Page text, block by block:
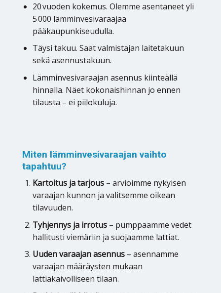
20 vuoden kokemus. Olemme asentaneet yli
5 000 lämminvesivaraajaa
pääkaupunkiseudulla.
Täysi takuu. Saat valmistajan laitetakuun
sekä asennustakuun.
Lämminvesivaraajan asennus kiinteällä
hinnalla. Näet kokonaishinnan jo ennen
tilausta – ei piilokuluja.
Miten lämminvesivaraajan vaihto
tapahtuu?
Kartoitus ja tarjous– arvioimme nykyisen
varaajan kunnon ja valitsemme oikean
tilavuuden.
Tyhjennys ja irrotus– pumppaamme vedet
hallitusti viemäriin ja suojaamme lattiat.
Uuden varaajan asennus– asennamme
varaajan määräysten mukaan
lattiakaivolliseen tilaan.